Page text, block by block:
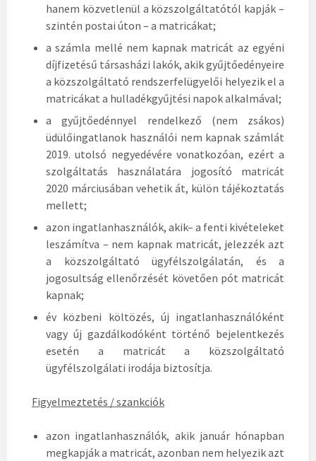
hanem közvetlenül a közszolgáltatótól kapják –
szintén postai úton – a matricákat;
a számla mellé nem kapnak matricát az egyéni
díjfizetésű társasházi lakók, akik gyűjtőedényeire
a közszolgáltató rendszerfelügyelői helyezik el a
matricákat a hulladékgyűjtési napok alkalmával;
a gyűjtőedénnyel rendelkező (nem zsákos)
üdülőingatlanok használói nem kapnak számlát
2019. utolsó negyedévére vonatkozóan, ezért a
szolgáltatás használatára jogosító matricát
2020 márciusában vehetik át, külön tájékoztatás
mellett;
azon ingatlanhasználók, akik– a fenti kivételeket
leszámítva – nem kapnak matricát, jelezzék azt
a közszolgáltató ügyfélszolgálatán, és a
jogosultság ellenőrzését követően pót matricát
kapnak;
év közbeni költözés, új ingatlanhasználóként
vagy új gazdálkodóként történő bejelentkezés
esetén a matricát a közszolgáltató
ügyfélszolgálati irodája biztosítja.
Figyelmeztetés / szankciók
azon ingatlanhasználók, akik január hónapban
megkapják a matricát, azonban nem helyezik azt